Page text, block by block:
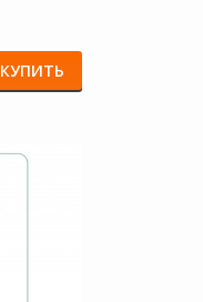
КУПИТЬ